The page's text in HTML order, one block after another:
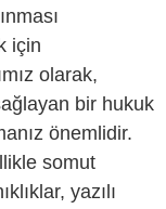
için
olarak,
bir hukuk
önemlidir.
somut
yazılı